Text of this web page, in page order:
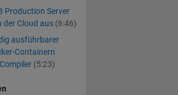
Production Server
der Cloud aus (6:46)
ausführbarer
Containern
(5:23)